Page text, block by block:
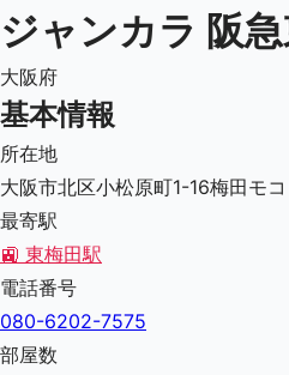
ジャンカラ 阪
大阪府
基本情報
所在地
大阪市北区小松原町1-16梅田モ
最寄駅
🚉 東梅田駅
電話番号
080-6202-7575
部屋数